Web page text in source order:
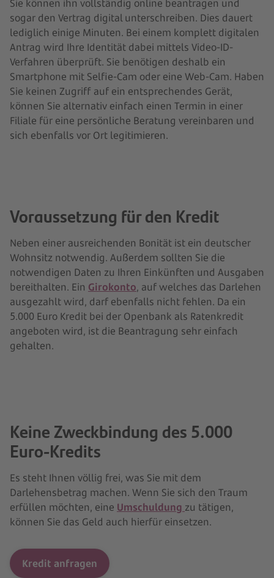
Sie können ihn vollständig online beantragen und
sogar den Vertrag digital unterschreiben. Dies dauert
lediglich einige Minuten. Bei einem komplett digitalen
Antrag wird Ihre Identität dabei mittels Video-ID-
Verfahren überprüft. Sie benötigen deshalb ein
Smartphone mit Selfie-Cam oder eine Web-Cam. Haben
Sie keinen Zugriff auf ein entsprechendes Gerät,
können Sie alternativ einfach einen Termin in einer
Filiale für eine persönliche Beratung vereinbaren und
sich ebenfalls vor Ort legitimieren.
Voraussetzung für den Kredit
Neben einer ausreichenden Bonität ist ein deutscher
Wohnsitz notwendig. Außerdem sollten Sie die
notwendigen Daten zu Ihren Einkünften und Ausgaben
bereithalten. Ein Girokonto, auf welches das Darlehen
ausgezahlt wird, darf ebenfalls nicht fehlen. Da ein
5.000 Euro Kredit bei der Openbank als Ratenkredit
angeboten wird, ist die Beantragung sehr einfach
gehalten.
Keine Zweckbindung des 5.000
Euro-Kredits
Es steht Ihnen völlig frei, was Sie mit dem
Darlehensbetrag machen. Wenn Sie sich den Traum
erfüllen möchten, eine Umschuldung zu tätigen,
können Sie das Geld auch hierfür einsetzen.
Kredit anfragen